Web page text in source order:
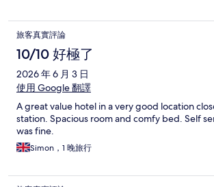
旅客真實評論
10/10 好極了
2026 年 6 月 3 日
使用 Google 翻譯
A great value hotel in a very good location
station. Spacious room and comfy bed. Self
was fine.
Simon，1 晚旅行